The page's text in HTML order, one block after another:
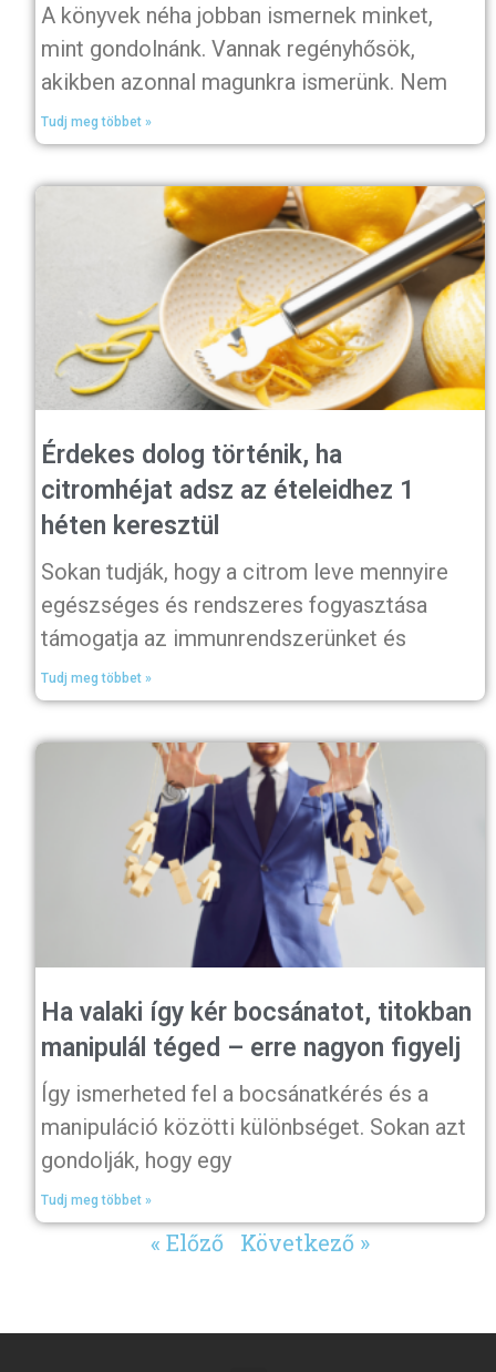
A könyvek néha jobban ismernek minket,
mint gondolnánk. Vannak regényhősök,
akikben azonnal magunkra ismerünk. Nem
Tudj meg többet »
Érdekes dolog történik, ha
citromhéjat adsz az ételeidhez 1
héten keresztül
Sokan tudják, hogy a citrom leve mennyire
egészséges és rendszeres fogyasztása
támogatja az immunrendszerünket és
Tudj meg többet »
Ha valaki így kér bocsánatot, titokban
manipulál téged – erre nagyon figyelj
Így ismerheted fel a bocsánatkérés és a
manipuláció közötti különbséget. Sokan azt
gondolják, hogy egy
Tudj meg többet »
« Előző Következő »